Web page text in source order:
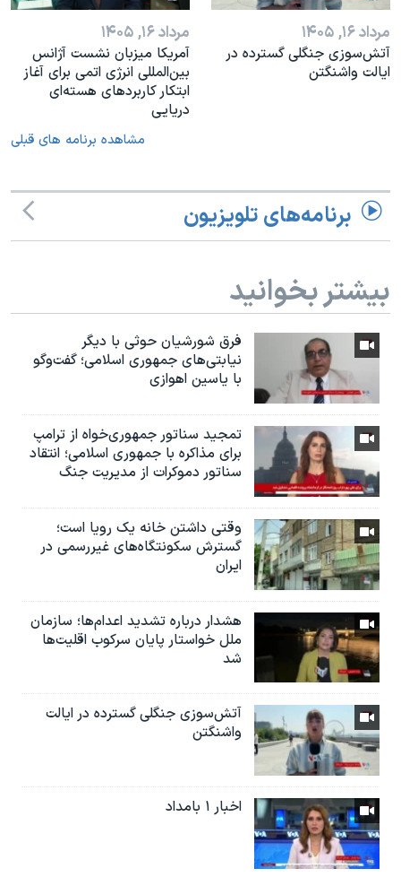
مرداد ۱۶, ۱۴۰۵
آتش‌سوزی جنگلی گسترده در
ایالت واشنگتن
مرداد ۱۶, ۱۴۰۵
آمریکا میزبان نشست آژانس
بین‌المللی انرژی اتمی برای آغاز
ابتکار کاربردهای هسته‌ای
دریایی
مشاهده برنامه های قبلی
برنامه‌های تلویزیون
بیشتر بخوانید
فرق شورشیان حوثی با دیگر
نیابتی‌های جمهوری اسلامی؛ گفت‌وگو
با یاسین اهوازی
تمجید سناتور جمهوری‌خواه از ترامپ
برای مذاکره با جمهوری اسلامی؛ انتقاد
سناتور دموکرات از مدیریت جنگ
وقتی داشتن خانه یک رویا است؛
گسترش سکونتگاه‌های غیررسمی در
ایران
هشدار درباره تشدید اعدام‌ها؛ سازمان
ملل خواستار پایان سرکوب اقلیت‌ها
شد
آتش‌سوزی جنگلی گسترده در ایالت
واشنگتن
اخبار ۱ بامداد